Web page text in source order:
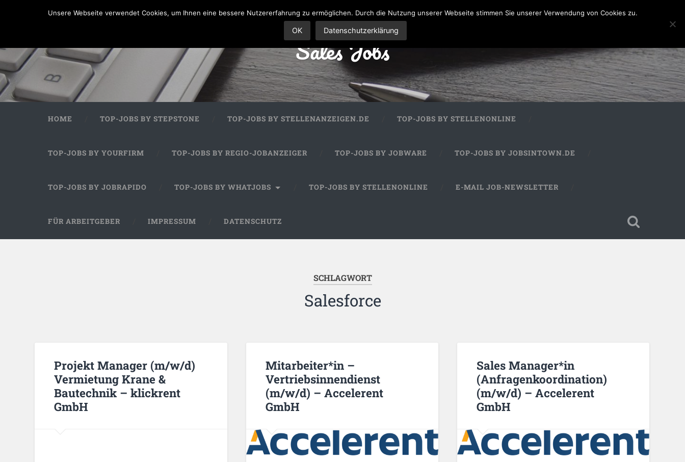
Sales Jobs
HOME TOP-JOBS BY STEPSTONE TOP-JOBS BY STELLENANZEIGEN.DE TOP-JOBS BY STELLENONLINE
TOP-JOBS BY YOURFIRM TOP-JOBS BY REGIO-JOBANZEIGER TOP-JOBS BY JOBWARE TOP-JOBS BY JOBSINTOWN.DE
TOP-JOBS BY JOBRAPIDO TOP-JOBS BY WHATJOBS TOP-JOBS BY STELLENONLINE E-MAIL JOB-NEWSLETTER
FÜR ARBEITGEBER IMPRESSUM DATENSCHUTZ
SCHLAGWORT
Salesforce
Projekt Manager (m/w/d)
Vermietung Krane &
Bautechnik – klickrent
GmbH
Mitarbeiter*in –
Vertriebsinnendienst
(m/w/d) – Accelerent
GmbH
Sales Manager*in
(Anfragenkoordination)
(m/w/d) – Accelerent
GmbH
Unsere Webseite verwendet Cookies, um Ihnen eine bessere Nutzererfahrung zu ermöglichen. Durch die Nutzung unserer Webseite stimmen Sie unserer Verwendung von Cookies zu.
OK Datenschutzerklärung